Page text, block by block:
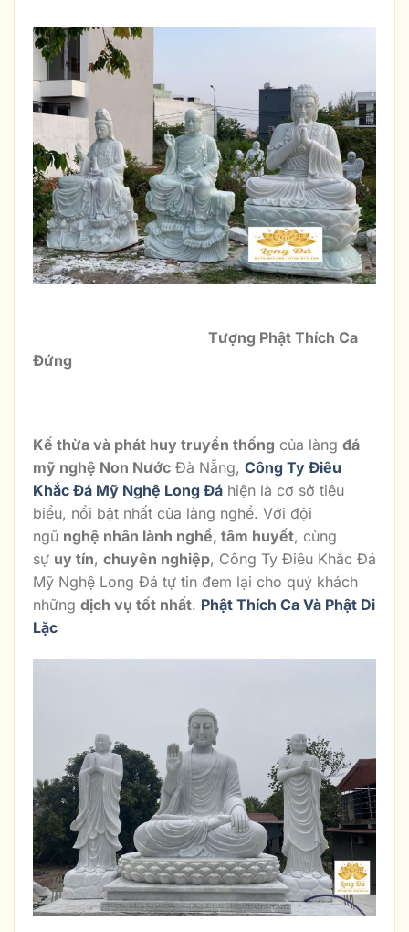
Tượng Phật Thích Ca
Đứng
Kế thừa và phát huy truyền thống của làng đá
mỹ nghệ Non Nước Đà Nẵng, Công Ty Điêu
Khắc Đá Mỹ Nghệ Long Đá hiện là cơ sở tiêu
biểu, nổi bật nhất của làng nghề. Với đội
ngũ nghệ nhân lành nghề, tâm huyết, cùng
sự uy tín, chuyên nghiệp, Công Ty Điêu Khắc Đá
Mỹ Nghệ Long Đá tự tin đem lại cho quý khách
những dịch vụ tốt nhất. Phật Thích Ca Và Phật Di
Lặc